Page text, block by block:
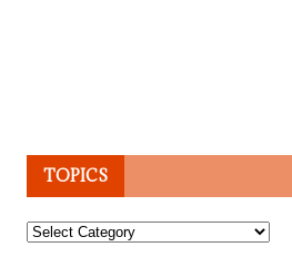
TOPICS
Topics